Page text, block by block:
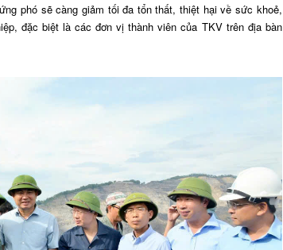
phó sẽ càng giảm tối đa tổn thất, thiệt hại về sức khoẻ,
đặc biệt là các đơn vị thành viên của TKV trên địa bàn